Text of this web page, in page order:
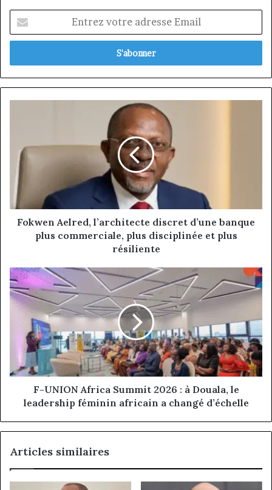
votre
adresse
discret
d’une
banque
plus
commerciale,
plus
disciplinée
Fokwen Aelred, l’architecte discret d’une banque
plus commerciale, plus disciplinée et plus
résiliente
F-
UNION
Africa
Summit
Douala,
le
leadership
féminin
d’échelle
F-UNION Africa Summit 2026 : à Douala, le
leadership féminin africain a changé d’échelle
Articles similaires